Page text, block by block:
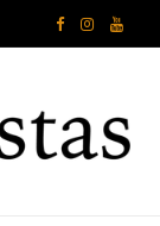
F
c
I Y
u